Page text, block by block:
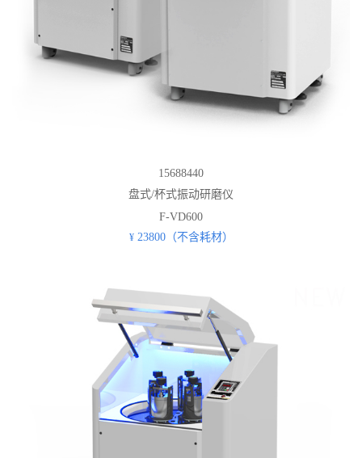
15688440
盘式/杯式振动研磨仪
F-VD600
¥ 23800（不含耗材）